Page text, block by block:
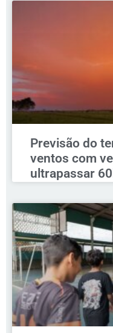
Previsão do
ventos com
ultrapassar